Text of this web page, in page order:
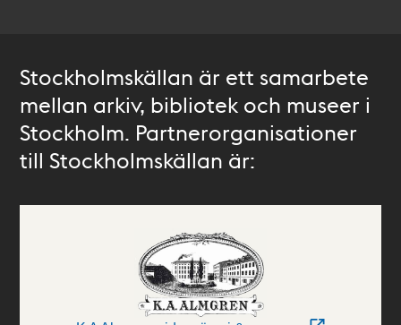
Stockholmskällan är ett samarbete
mellan arkiv, bibliotek och museer i
Stockholm. Partnerorganisationer
till Stockholmskällan är: